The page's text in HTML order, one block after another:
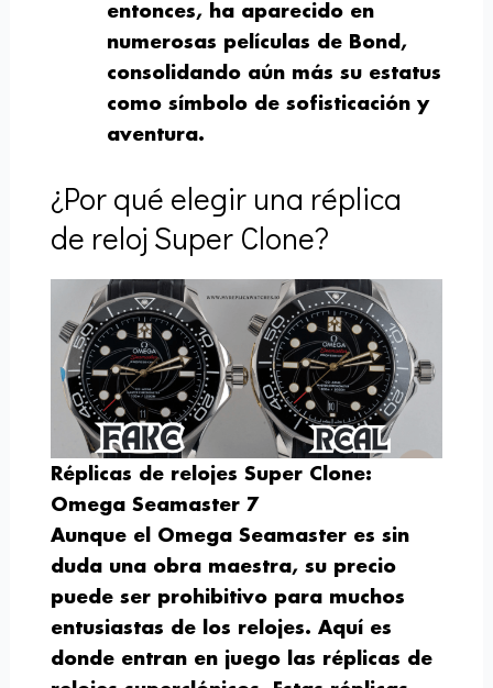
entonces, ha aparecido en
numerosas películas de Bond,
consolidando aún más su estatus
como símbolo de sofisticación y
aventura.
¿Por qué elegir una réplica
de reloj Super Clone?
Réplicas de relojes Super Clone:
Omega Seamaster 7
Aunque el Omega Seamaster es sin
duda una obra maestra, su precio
puede ser prohibitivo para muchos
entusiastas de los relojes. Aquí es
donde entran en juego las réplicas de